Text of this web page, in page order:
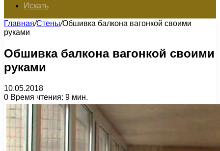
Искать
Главная/Стены/Обшивка балкона вагонкой своими
руками
Обшивка балкона вагонкой своими
руками
10.05.2018
0 Время чтения: 9 мин.